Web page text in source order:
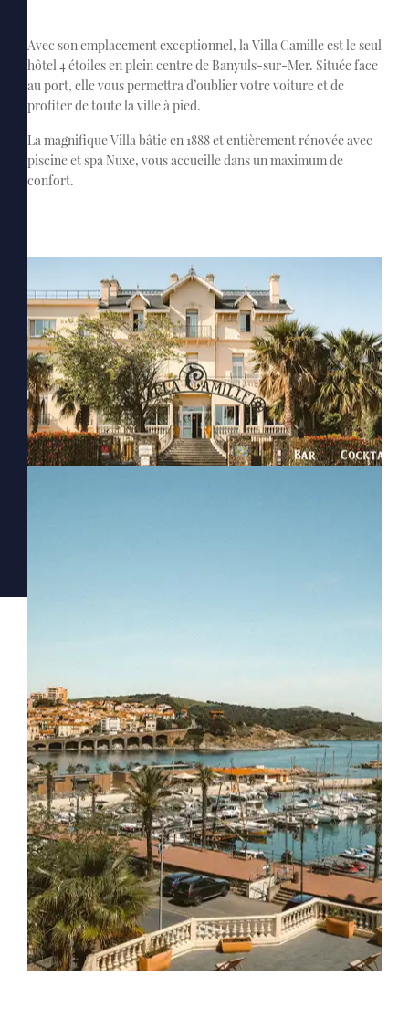
Avec son emplacement exceptionnel, la Villa Camille est le seul
hôtel 4 étoiles en plein centre de Banyuls-sur-Mer. Située face
au port, elle vous permettra d’oublier votre voiture et de
profiter de toute la ville à pied.
La magnifique Villa bâtie en 1888 et entièrement rénovée avec
piscine et spa Nuxe, vous accueille dans un maximum de
confort.